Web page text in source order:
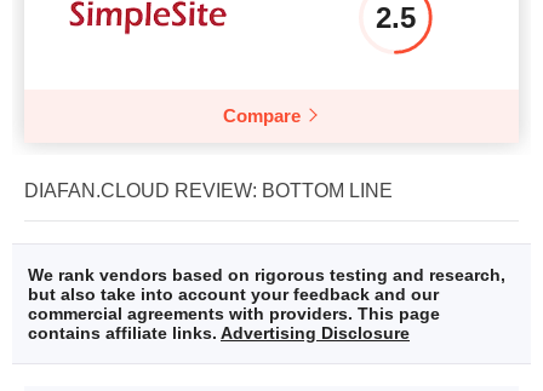
2.5
Compare
DIAFAN.CLOUD REVIEW: BOTTOM LINE
We rank vendors based on rigorous testing and research,
but also take into account your feedback and our
commercial agreements with providers. This page
contains affiliate links. Advertising Disclosure